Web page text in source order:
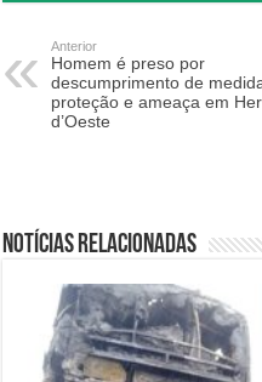
Anterior
Homem é preso por
descumprimento de
proteção e ameaça em
d’Oeste
Notícias relacionadas